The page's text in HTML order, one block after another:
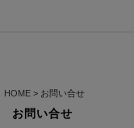
HOME > お問い合せ
お問い合せ